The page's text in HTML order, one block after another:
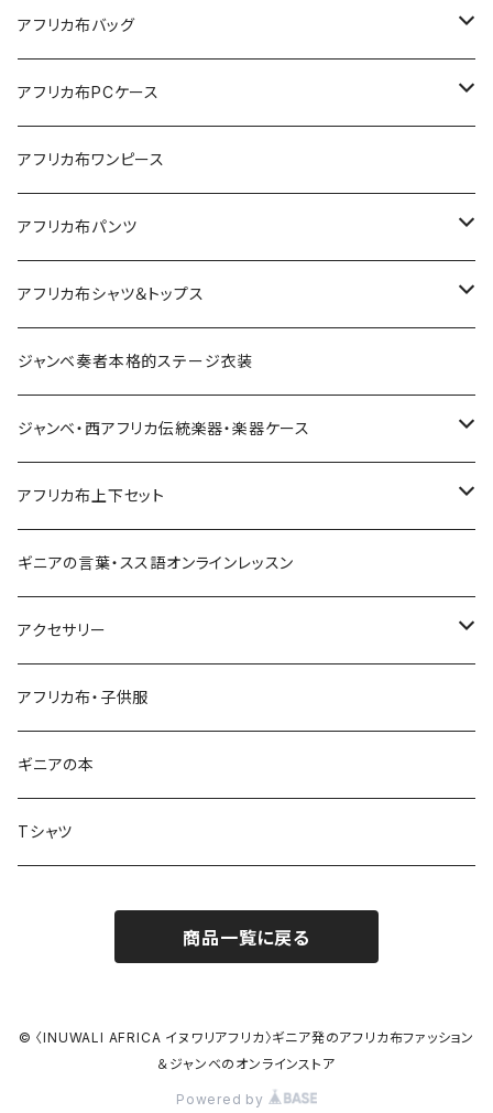
アフリカ布バッグ
Sac shopping rond
Sac shopping carré
petit carré
Pochette
Sacoche
アフリカ布PCケース
アフリカ布iPadケース
アフリカ布ワンピース
アフリカ布パンツ
レディースパンツ
Pantalon Gaucho
Pantalon bermuda
ワイドパンツ♡7分丈
ワイドパンツ♡ロング
ワイドパンツハイウエスト
男女兼用パンツ
アフリカ布シャツ＆トップス
男女兼用シャツ
レディーストップス
ジャンベ奏者本格的ステージ衣装
ジャンベ・西アフリカ伝統楽器・楽器ケース
ジャンベ
ジャンベケース
ドゥンドゥン ベル
アフリカ布上下セット
男女兼用シャツ＆パンツセット
ギニアの言葉・スス語オンラインレッスン
アクセサリー
キーホルダー
ネックレス
ブレスレット
シュシュ
アフリカ布・子供服
ギニアの本
Tシャツ
商品一覧に戻る
© 〈INUWALI AFRICA イヌワリアフリカ〉ギニア発のアフリカ布ファッション
＆ジャンベのオンラインストア
Powered by